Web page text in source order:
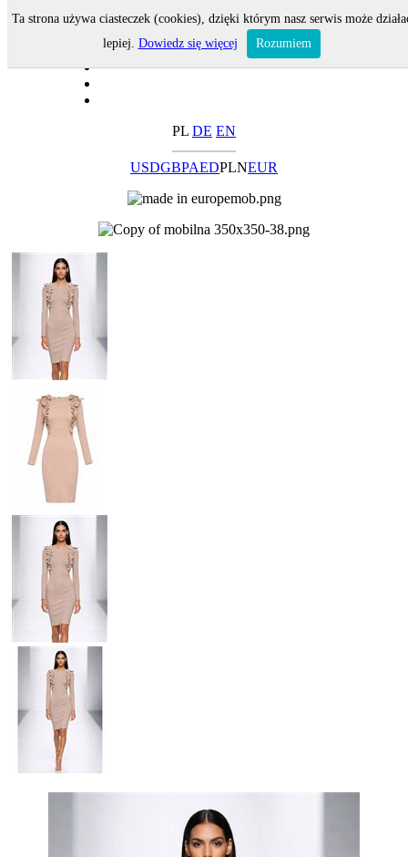
PL DE EN
USDGBPAEDPLNEUR
Ta strona używa ciasteczek (cookies), dzięki którym nasz serwis może
lepiej. Dowiedz się więcej Rozumiem